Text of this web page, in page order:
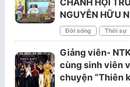
CHÁNH HỘI
NGUYỄN HỮU
Đời sống Thời sự
Giảng viên-
cùng sinh viên
chuyện “Thiên